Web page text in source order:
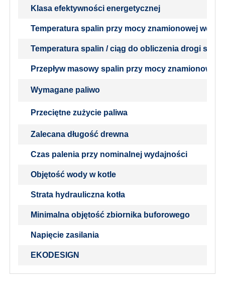
Klasa efektywności energetycznej
Temperatura spalin przy mocy znamionowej
Temperatura spalin / ciąg do obliczenia drogi
Przepływ masowy spalin przy mocy znamionowej
Wymagane paliwo
Przeciętne zużycie paliwa
Zalecana długość drewna
Czas palenia przy nominalnej wydajności
Objętość wody w kotle
Strata hydrauliczna kotła
Minimalna objętość zbiornika buforowego
Napięcie zasilania
EKODESIGN